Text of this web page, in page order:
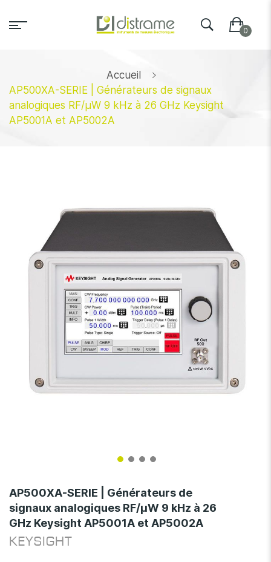
Accueil
AP500XA-SERIE | Générateurs de signaux
analogiques RF/µW 9 kHz à 26 GHz Keysight
AP5001A et AP5002A
images
to
the
beginning
of
the
AP500XA-SERIE | Générateurs de
signaux analogiques RF/µW 9 kHz à 26
GHz Keysight AP5001A et AP5002A
KEYSIGHT